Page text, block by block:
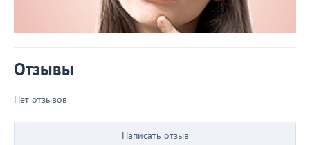
Отзывы
Нет отзывов
Написать отзыв